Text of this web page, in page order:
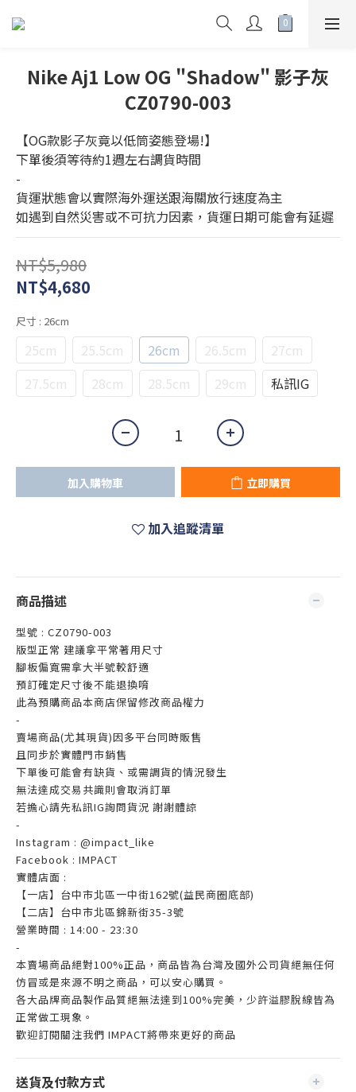
Nike Aj1 Low OG "Shadow" 影子灰
CZ0790-003
【OG款影子灰竟以低筒姿態登場!】
下單後須等待約1週左右調貨時間
-
貨運狀態會以實際海外運送跟海關放行速度為主
如遇到自然災害或不可抗力因素，貨運日期可能會有延遲
NT$5,980
NT$4,680
尺寸 : 26cm
25cm 25.5cm 26cm 26.5cm
27cm
27.5cm
28cm 28.5cm 29cm 私訊IG
加入購物車 立即購買
加入追蹤清單
商品描述
型號 : CZ0790-003
版型正常 建議拿平常著用尺寸
腳板偏寬需拿大半號較舒適
預訂確定尺寸後不能退換唷
此為預購商品本商店保留修改商品權力
-
賣場商品(尤其現貨)因多平台同時販售
且同步於實體門市銷售
下單後可能會有缺貨、或需調貨的情況發生
無法達成交易共識則會取消訂單
若擔心請先私訊IG詢問貨況 謝謝體諒
-
Instagram : @impact_like
Facebook : IMPACT
實體店面 :
【一店】台中市北區一中街162號(益民商圈底部)
【二店】台中市北區錦新街35-3號
營業時間 : 14:00 - 23:30
-
本賣場商品絕對100%正品，商品皆為台灣及國外公司貨絕無任何
仿冒或是來源不明之商品，可以安心購買。
各大品牌商品製作品質絕無法達到100%完美，少許溢膠脫線皆為
正常做工現象。
歡迎訂閱關注我們 IMPACT將帶來更好的商品
送貨及付款方式